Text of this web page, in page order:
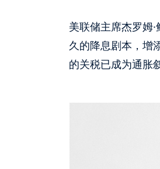
美联储主席杰罗姆
久的降息剧本，增
的关税已成为通胀